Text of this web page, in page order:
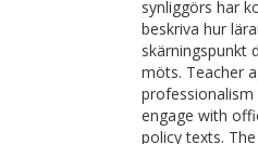
synliggörs har
beskriva hur
skärningspunkt
möts. Teacher
engage with
policy texts.